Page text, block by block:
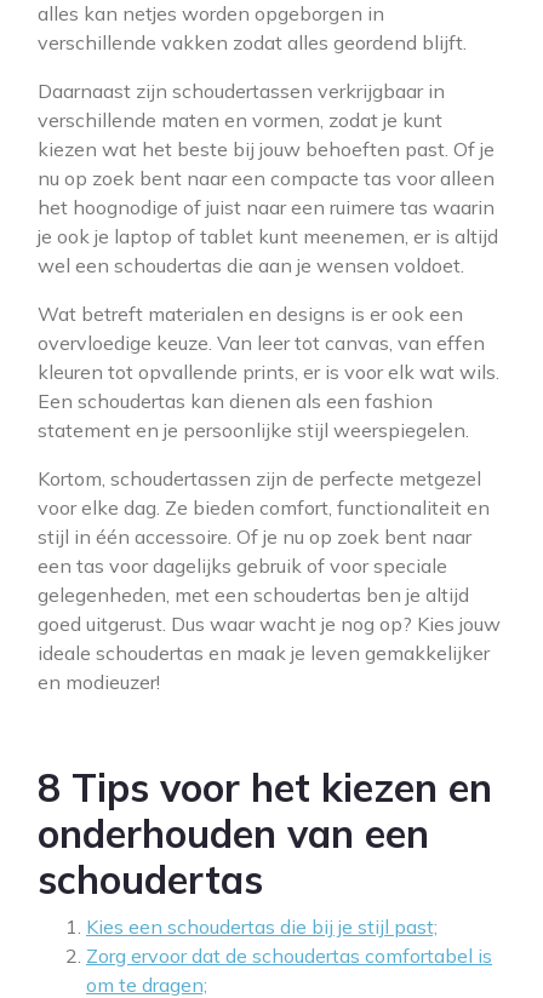
alles kan netjes worden opgeborgen in
verschillende vakken zodat alles geordend blijft.
Daarnaast zijn schoudertassen verkrijgbaar in
verschillende maten en vormen, zodat je kunt
kiezen wat het beste bij jouw behoeften past. Of je
nu op zoek bent naar een compacte tas voor alleen
het hoognodige of juist naar een ruimere tas waarin
je ook je laptop of tablet kunt meenemen, er is altijd
wel een schoudertas die aan je wensen voldoet.
Wat betreft materialen en designs is er ook een
overvloedige keuze. Van leer tot canvas, van effen
kleuren tot opvallende prints, er is voor elk wat wils.
Een schoudertas kan dienen als een fashion
statement en je persoonlijke stijl weerspiegelen.
Kortom, schoudertassen zijn de perfecte metgezel
voor elke dag. Ze bieden comfort, functionaliteit en
stijl in één accessoire. Of je nu op zoek bent naar
een tas voor dagelijks gebruik of voor speciale
gelegenheden, met een schoudertas ben je altijd
goed uitgerust. Dus waar wacht je nog op? Kies jouw
ideale schoudertas en maak je leven gemakkelijker
en modieuzer!
8 Tips voor het kiezen en
onderhouden van een
schoudertas
Kies een schoudertas die bij je stijl past;
Zorg ervoor dat de schoudertas comfortabel is
om te dragen;